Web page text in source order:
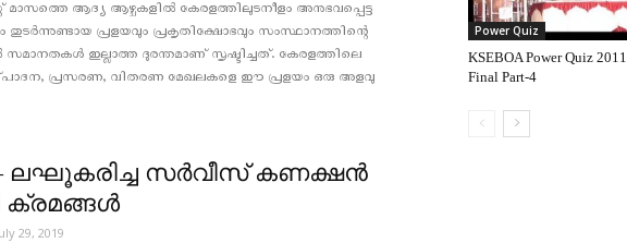
മാസത്തെ ആദ്യ ആഴ്ചകളില്‍ കേരളത്തിലുടനീളം അനുഭവപ്പെട്ട
തുടര്‍ന്നുണ്ടായ പ്രളയവും പ്രകൃതിക്ഷോഭവും സംസ്ഥാനത്തിന്റെ
സമാനതകള്‍ ഇല്ലാത്ത ദുരന്തമാണ് സൃഷ്ടിച്ചത്. കേരളത്തിലെ
പ്രസരണ, വിതരണ മേഖലകളെ ഈ പ്രളയം ഒരു അളവു
– ലഘൂകരിച്ച സര്‍വീസ് കണക്ഷന്‍
ക്രമങ്ങള്‍
29, 2019
Power Quiz
KSEBOA Power Quiz 2011
Final Part-4